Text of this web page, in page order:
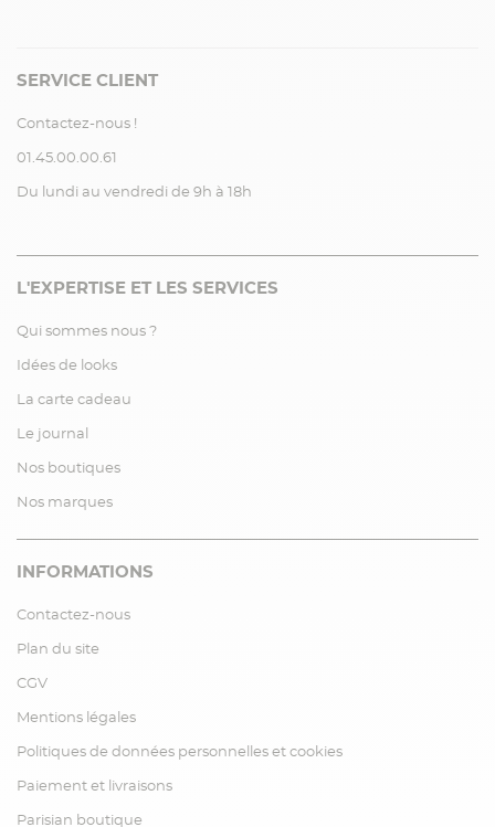
SERVICE CLIENT
Contactez-nous !
01.45.00.00.61
Du lundi au vendredi de 9h à 18h
L'EXPERTISE ET LES SERVICES
Qui sommes nous ?
Idées de looks
La carte cadeau
Le journal
Nos boutiques
Nos marques
INFORMATIONS
Contactez-nous
Plan du site
CGV
Mentions légales
Politiques de données personnelles et cookies
Paiement et livraisons
Parisian boutique